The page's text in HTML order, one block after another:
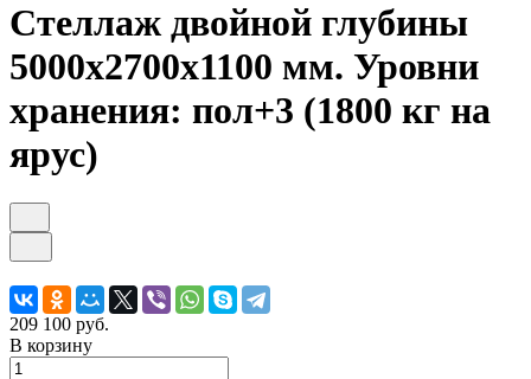
Стеллаж двойной глубины
5000х2700х1100 мм. Уровни
хранения: пол+3 (1800 кг на
ярус)
209 100 руб.
В корзину